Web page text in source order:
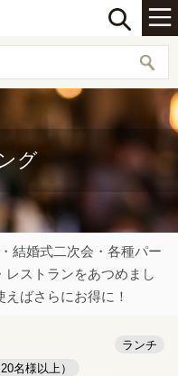
グ
結婚式二次会・各種パー
ストランをあつめまし
ばさらにお得に！
ランチ
名様以上）